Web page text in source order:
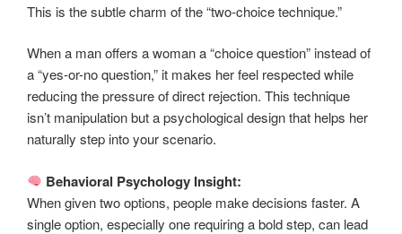
This is the subtle charm of the “two-choice technique.”
When a man offers a woman a “choice question” instead of
a “yes-or-no question,” it makes her feel respected while
reducing the pressure of direct rejection. This technique
isn’t manipulation but a psychological design that helps her
naturally step into your scenario.
Behavioral Psychology Insight:
When given two options, people make decisions faster. A
single option, especially one requiring a bold step, can lead